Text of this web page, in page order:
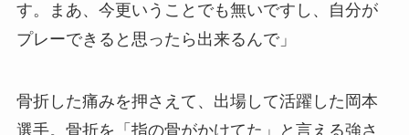
す。まあ、今更いうことでも無いですし、
自分が
プレーできると思ったら出来るんで」
骨折した痛みを押さえて、出場して活躍した岡本
選手。骨折を「指の骨がかけてた」と言える強さ